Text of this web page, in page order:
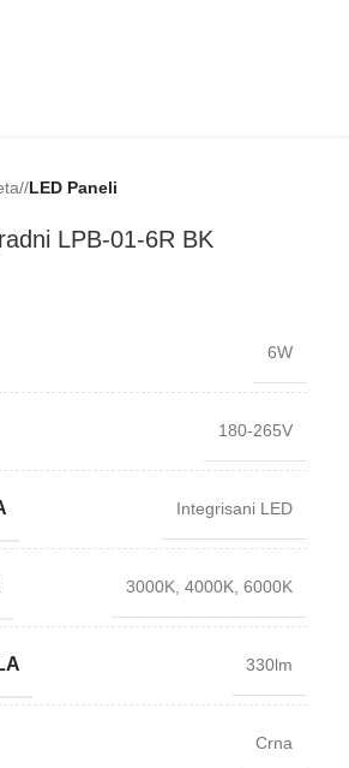
/ LED Paneli
LPB-⁠01-⁠6R BK
6W
180-265V
Integrisani LED
3000K 4000K 6000K
330lm
Crna